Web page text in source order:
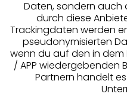
Services
Beratung
Über uns
Daten, sondern auch
durch diese
Trackingdaten werden
pseudonymisierten
wenn du auf den in
/ APP wiedergebenden
Partnern handelt